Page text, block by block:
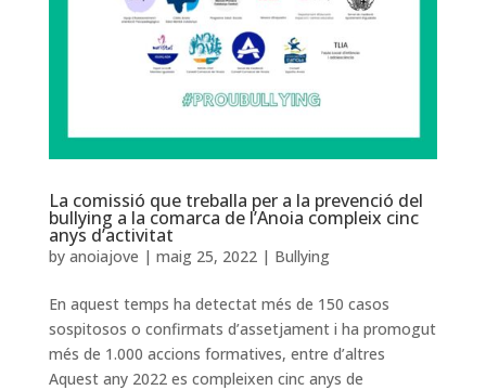
La comissió que treballa per a la prevenció del
bullying a la comarca de l’Anoia compleix cinc
anys d’activitat
by anoiajove | maig 25, 2022| Bullying
En aquest temps ha detectat més de 150 casos
sospitosos o confirmats d’assetjament i ha promogut
més de 1.000 accions formatives, entre d’altres
Aquest any 2022 es compleixen cinc anys de